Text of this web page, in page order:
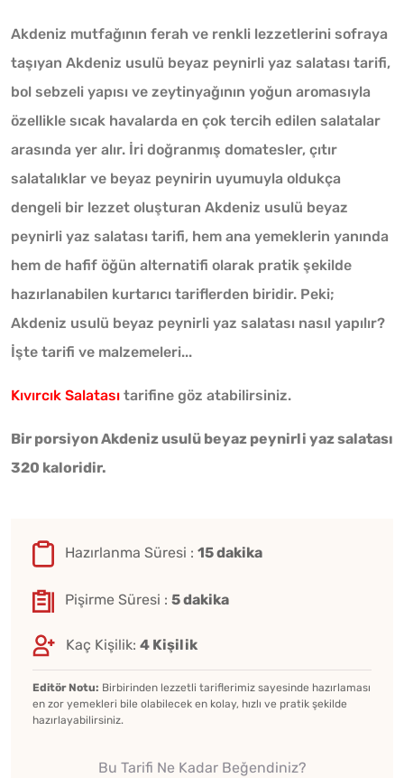
Akdeniz mutfağının ferah ve renkli lezzetlerini sofraya
taşıyan Akdeniz usulü beyaz peynirli yaz salatası tarifi,
bol sebzeli yapısı ve zeytinyağının yoğun aromasıyla
özellikle sıcak havalarda en çok tercih edilen salatalar
arasında yer alır. İri doğranmış domatesler, çıtır
salatalıklar ve beyaz peynirin uyumuyla oldukça
dengeli bir lezzet oluşturan Akdeniz usulü beyaz
peynirli yaz salatası tarifi, hem ana yemeklerin yanında
hem de hafif öğün alternatifi olarak pratik şekilde
hazırlanabilen kurtarıcı tariflerden biridir. Peki;
Akdeniz usulü beyaz peynirli yaz salatası nasıl yapılır?
İşte tarifi ve malzemeleri...
Kıvırcık Salatası tarifine göz atabilirsiniz.
Bir porsiyon Akdeniz usulü beyaz peynirli yaz salatası
320 kaloridir.
Hazırlanma Süresi : 15 dakika
Pişirme Süresi : 5 dakika
Kaç Kişilik: 4 Kişilik
Editör Notu: Birbirinden lezzetli tariflerimiz sayesinde hazırlaması
en zor yemekleri bile olabilecek en kolay, hızlı ve pratik şekilde
hazırlayabilirsiniz.
Bu Tarifi Ne Kadar Beğendiniz?